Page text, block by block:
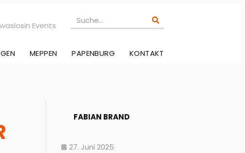
waslosin Events
MEPPEN PAPENBURG KONTAKT
FABIAN BRAND
27. Juni 2025